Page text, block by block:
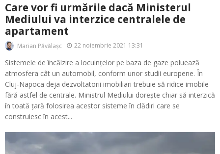
Care vor fi urmările dacă Ministerul
Mediului va interzice centralele de
apartament
Marian Păvălașc 22 noiembrie 2021 13:31
Sistemele de încălzire a locuințelor pe baza de gaze poluează
atmosfera cât un automobil, conform unor studii europene. În
Cluj-Napoca deja dezvoltatorii imobiliari trebuie să ridice imobile
fără astfel de centrale. Ministrul Mediului dorește chiar să interzică
în toată țară folosirea acestor sisteme în clădiri care se
construiesc în acest...